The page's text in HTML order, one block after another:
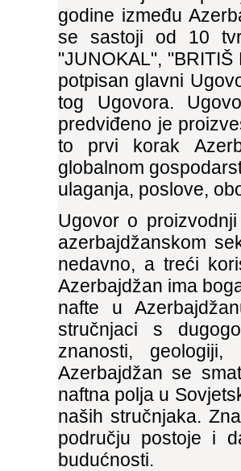
godine između
se sastoji od 10
"JUNOKAL",
potpisan glavni
tog Ugovora.
predviđeno je
to prvi korak
globalnom
ulaganja, poslove,
Ugovor o
azerbajdžanskom
nedavno, a treći
Azerbajdžan ima
nafte u
stručnjaci s
znanosti,
Azerbajdžan se
naftna polja u
naših stručnjaka.
području postoje i
budućnosti.